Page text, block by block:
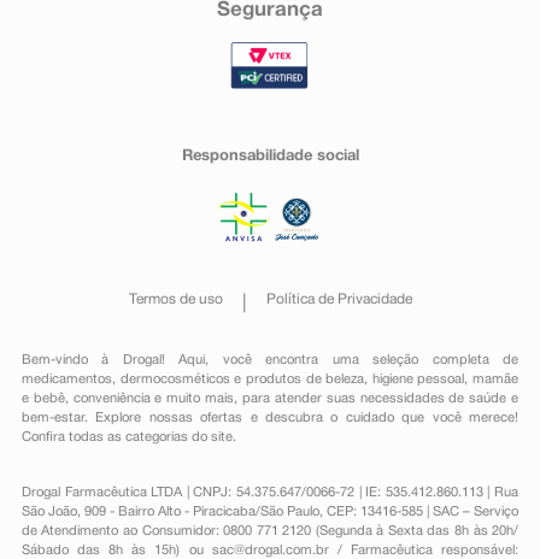
Segurança
Responsabilidade social
Termos de uso Política de Privacidade
Bem-vindo à Drogal! Aqui, você encontra uma seleção completa de
medicamentos , dermocosméticos e produtos de beleza, higiene pessoal ,mamãe
e bebê, conveniênciae muito mais, para atender suas necessidades de saúde e
bem-estar. Explore nossas ofertas e descubra o cuidado que você merece!
Confira todas as categorias do site.
Drogal Farmacêutica LTDA | CNPJ: 54.375.647/0066-72 | IE: 535.412.860.113 | Rua
São João, 909 - Bairro Alto - Piracicaba/São Paulo, CEP: 13416-585 | SAC – Serviço
de Atendimento ao Consumidor: 0800 771 2120 (Segunda à Sexta das 8h às 20h/
Sábado das 8h às 15h) ou sac@drogal.com.br/ Farmacêutica responsável: